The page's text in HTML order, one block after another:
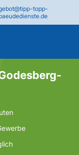
topp-